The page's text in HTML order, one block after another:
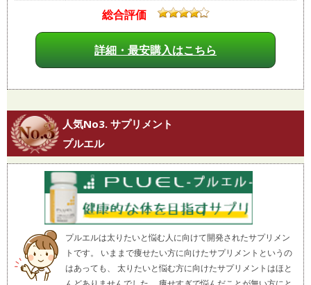
総合評価
詳細・最安購入はこちら
人気No3. サプリメント
プルエル
プルエルは太りたいと悩む人に向けて開発されたサプリメン
トです。 いままで痩せたい方に向けたサプリメントというの
はあっても、 太りたいと悩む方に向けたサプリメントはほと